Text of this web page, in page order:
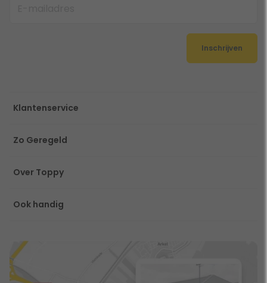
Inschrijven
Klantenservice
Zo Geregeld
Over Toppy
Ook handig